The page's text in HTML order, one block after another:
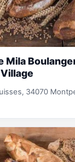
Mila
34070